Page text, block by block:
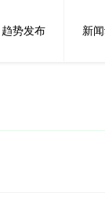
趋势发布 新